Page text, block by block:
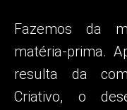
Fazemos da
matéria-prima.
resulta da
Criativo, o